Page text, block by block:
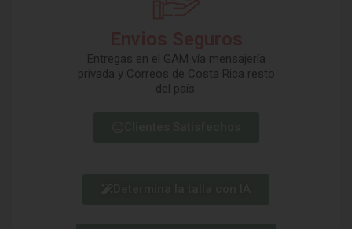
Entregas en el GAM vía mensajería
privada y Correos de Costa Rica resto
del país.